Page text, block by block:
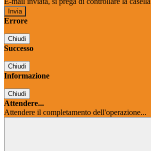
Errore
Chiudi
Successo
Chiudi
Informazione
Chiudi
Attendere...
Attendere il completamento dell'operazione...